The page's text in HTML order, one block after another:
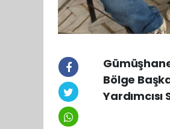
Bölge